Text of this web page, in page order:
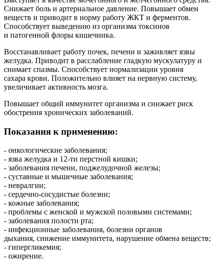
Снижает боль и артериальное давление. Повышает обмен
веществ и приводит в норму работу ЖКТ и ферментов.
Способствует выведению из организма токсинов
и патогенной флоры кишечника.
Восстанавливает работу почек, печени и заживляет язвы
желудка. Приводит в расслабление гладкую мускулатуру и
снимает спазмы. Способствует нормализации уровня
сахара крови. Положительно влияет на нервную систему,
увеличивает активность мозга.
Повышает общий иммунитет организма и снижает риск
обострения хронических заболеваний.
Показания к применению:
- онкологические заболевания;
- язва желудка и 12-ти перстной кишки;
- заболевания печени, поджелудочной железы;
- суставные и мышечные заболевания;
- невралгии;
- сердечно-сосудистые болезни;
- кожные заболевания;
- проблемы с женской и мужской половыми системами;
- заболевания полости рта;
- инфекционные заболевания, болезни органов
дыхания, снижение иммунитета, нарушение обмена веществ;
- гипергликемия;
- ожирение.